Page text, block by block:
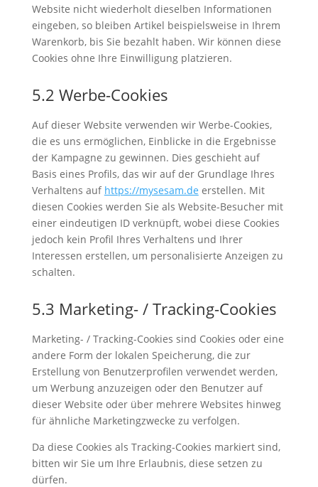
Website nicht wiederholt dieselben Informationen
eingeben, so bleiben Artikel beispielsweise in Ihrem
Warenkorb, bis Sie bezahlt haben. Wir können diese
Cookies ohne Ihre Einwilligung platzieren.
5.2 Werbe-Cookies
Auf dieser Website verwenden wir Werbe-Cookies,
die es uns ermöglichen, Einblicke in die Ergebnisse
der Kampagne zu gewinnen. Dies geschieht auf
Basis eines Profils, das wir auf der Grundlage Ihres
Verhaltens auf https://mysesam.de erstellen. Mit
diesen Cookies werden Sie als Website-Besucher mit
einer eindeutigen ID verknüpft, wobei diese Cookies
jedoch kein Profil Ihres Verhaltens und Ihrer
Interessen erstellen, um personalisierte Anzeigen zu
schalten.
5.3 Marketing- / Tracking-Cookies
Marketing- / Tracking-Cookies sind Cookies oder eine
andere Form der lokalen Speicherung, die zur
Erstellung von Benutzerprofilen verwendet werden,
um Werbung anzuzeigen oder den Benutzer auf
dieser Website oder über mehrere Websites hinweg
für ähnliche Marketingzwecke zu verfolgen.
Da diese Cookies als Tracking-Cookies markiert sind,
bitten wir Sie um Ihre Erlaubnis, diese setzen zu
dürfen.